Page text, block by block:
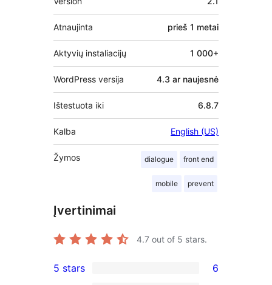
Atnaujinta prieš 1 metai
Aktyvių instaliacijų 1 000+
WordPress versija 4.3 ar naujesnė
Ištestuota iki 6.8.7
Kalba English (US)
Žymos dialogue front end
mobile prevent
Įvertinimai
4.7 out of 5 stars.
6
5 stars
6